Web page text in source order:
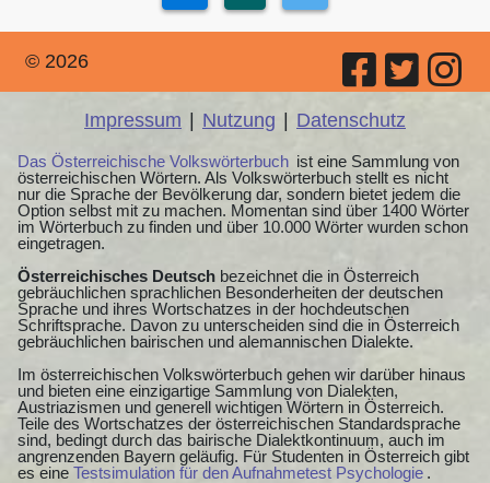
© 2026
Impressum | Nutzung | Datenschutz
Das Österreichische Volkswörterbuch ist eine Sammlung von
österreichischen Wörtern. Als Volkswörterbuch stellt es nicht
nur die Sprache der Bevölkerung dar, sondern bietet jedem die
Option selbst mit zu machen. Momentan sind über 1400 Wörter
im Wörterbuch zu finden und über 10.000 Wörter wurden schon
eingetragen.
Österreichisches Deutsch bezeichnet die in Österreich
gebräuchlichen sprachlichen Besonderheiten der deutschen
Sprache und ihres Wortschatzes in der hochdeutschen
Schriftsprache. Davon zu unterscheiden sind die in Österreich
gebräuchlichen bairischen und alemannischen Dialekte.
Im österreichischen Volkswörterbuch gehen wir darüber hinaus
und bieten eine einzigartige Sammlung von Dialekten,
Austriazismen und generell wichtigen Wörtern in Österreich.
Teile des Wortschatzes der österreichischen Standardsprache
sind, bedingt durch das bairische Dialektkontinuum, auch im
angrenzenden Bayern geläufig. Für Studenten in Österreich gibt
es eine Testsimulation für den Aufnahmetest Psychologie .